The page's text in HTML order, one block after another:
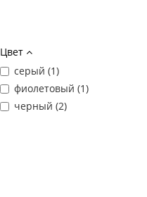
Цвет
серый (1)
фиолетовый (1)
черный (2)